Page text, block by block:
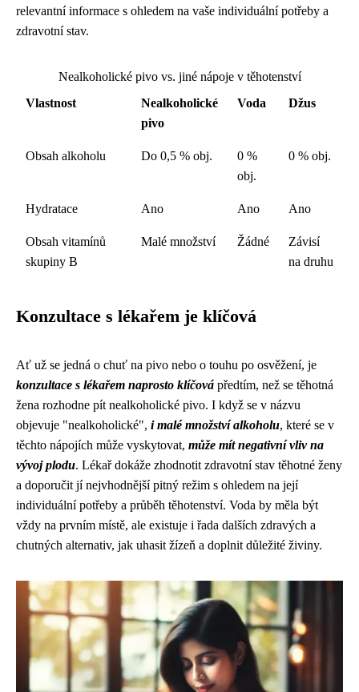
relevantní informace s ohledem na vaše individuální potřeby a
zdravotní stav.
Nealkoholické pivo vs. jiné nápoje v těhotenství
Vlastnost
Nealkoholické
pivo
Voda Džus
Obsah alkoholu Do 0,5 % obj.
0 %
obj.
0 % obj.
Hydratace Ano Ano Ano
Obsah vitamínů
skupiny B
Malé množství Žádné
Závisí
na druhu
Konzultace s lékařem je klíčová
Ať už se jedná o chuť na pivo nebo o touhu po osvěžení, je
konzultace s lékařem naprosto klíčová předtím, než se těhotná
žena rozhodne pít nealkoholické pivo. I když se v názvu
objevuje "nealkoholické", i malé množství alkoholu, které se v
těchto nápojích může vyskytovat, může mít negativní vliv na
vývoj plodu. Lékař dokáže zhodnotit zdravotní stav těhotné ženy
a doporučit jí nejvhodnější pitný režim s ohledem na její
individuální potřeby a průběh těhotenství. Voda by měla být
vždy na prvním místě, ale existuje i řada dalších zdravých a
chutných alternativ, jak uhasit žízeň a doplnit důležité živiny.